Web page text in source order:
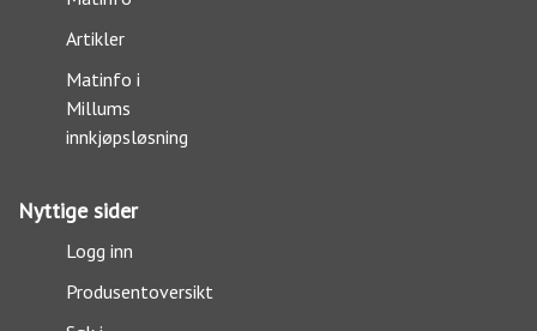
Artikler
Matinfo i
Millums
innkjøpsløsning
Nyttige sider
Logg inn
Produsentoversikt